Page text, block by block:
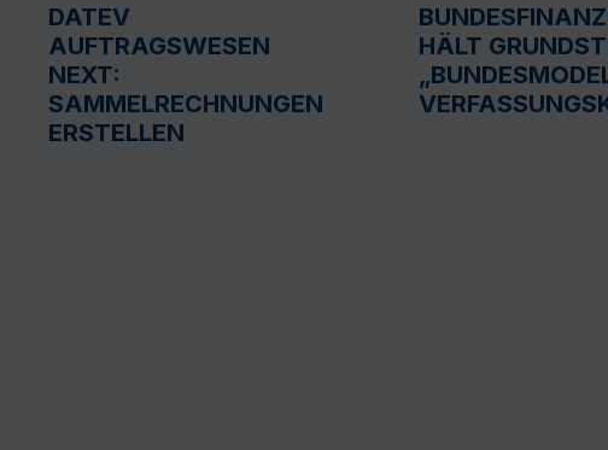
DATEV
AUFTRAGSWESEN
NEXT:
SAMMELRECHNUNGEN
ERSTELLEN
HÄLT